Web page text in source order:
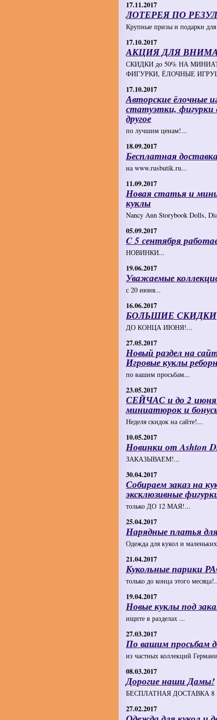
17.11.2017
ЛОТЕРЕЯ ПО
Крупные призы и подарки
17.10.2017
АКЦИЯ ДЛЯ
СКИДКИ до 50% НА
ФИГУРКИ, ЁЛОЧНЫЕ
17.10.2017
Авторские ёлочные
статуэтки, фигурки
другое
по лучшим ценам!...
18.09.2017
Бесплатная
на www.rusbutik.ru...
11.09.2017
Новая статья и
куклы
Nancy Ann Storybook Dolls,
05.09.2017
C 5 сентября
НОВИНКИ...
19.06.2017
Уважаемые
с 20 июня...
16.06.2017
БОЛЬШИЕ СКИДКИ
ДО КОНЦА ИЮНЯ!...
27.05.2017
Новый раздел на
Игровые куклы
по вашим просьбам...
23.05.2017
СЕЙЧАС и до 2
миниатюрок и
Неделя скидок на сайте!...
10.05.2017
Новинки от Ashton
ЗАКАЗЫВАЕМ!...
30.04.2017
Собираем заказ на
эксклюзивные
только ДО 12 МАЯ!...
25.04.2017
Нарядные платья
Одежда для кукол и
21.04.2017
Кукольные парики
только до конца этого
19.04.2017
Новые куклы под
ищите в разделах ...
27.03.2017
По вашим просьбам
из частных коллекций
08.03.2017
Дорогие наши Дамы!
БЕСПЛАТНАЯ ДОСТАВКА 8
27.02.2017